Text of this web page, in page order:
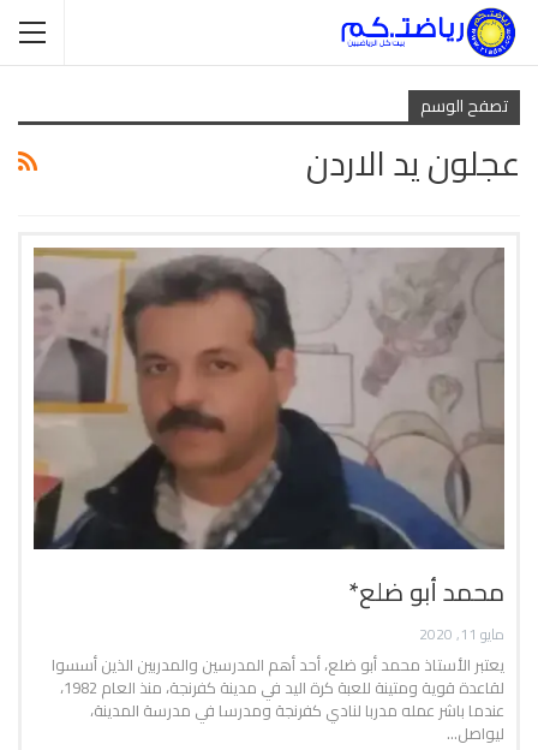
تصفح الوسم
عجلون يد الاردن
محمد أبو ضلع*
مايو 11, 2020
يعتبر الأستاذ محمد أبو ضلع، أحد أهم المدرسين والمدربين الذين أسسوا
لقاعدة قوية ومتينة للعبة كرة اليد في مدينة كفرنجة، منذ العام 1982،
عندما باشر عمله مدربا لنادي كفرنجة ومدرسا في مدرسة المدينة،
ليواصل…